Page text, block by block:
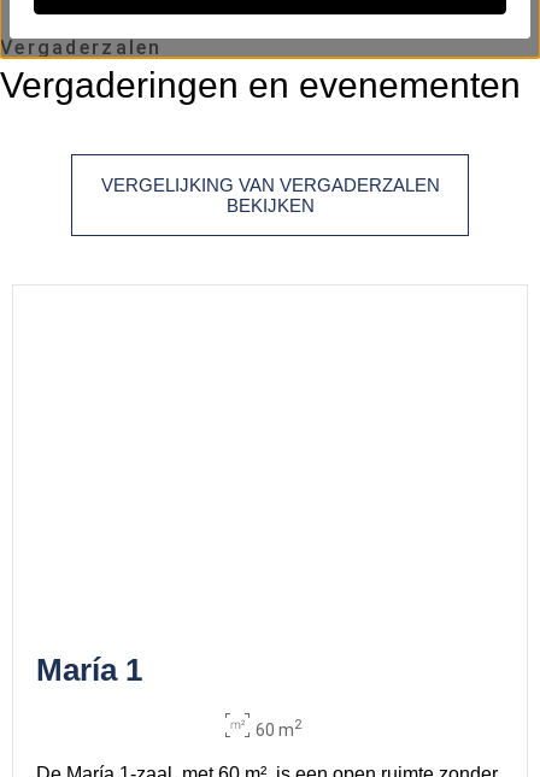
Vergaderzalen
Vergaderingen en evenementen
VERGELIJKING VAN VERGADERZALEN
BEKIJKEN
María 1
60 m2